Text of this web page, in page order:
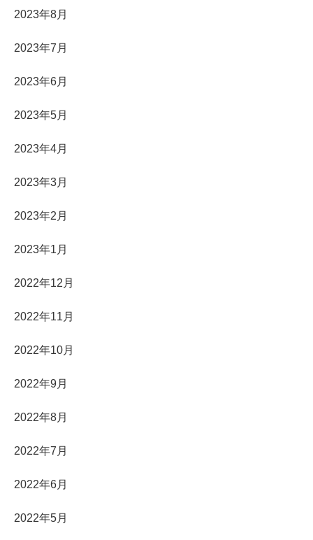
2023年8月
2023年7月
2023年6月
2023年5月
2023年4月
2023年3月
2023年2月
2023年1月
2022年12月
2022年11月
2022年10月
2022年9月
2022年8月
2022年7月
2022年6月
2022年5月